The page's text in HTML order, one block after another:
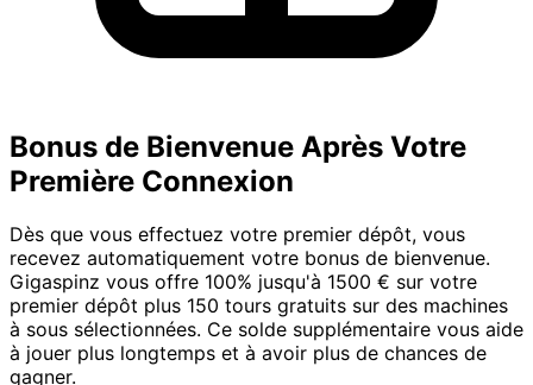
Bonus de Bienvenue Après Votre
Première Connexion
Dès que vous effectuez votre premier dépôt, vous
recevez automatiquement votre bonus de bienvenue.
Gigaspinz vous offre 100% jusqu'à 1500 € sur votre
premier dépôt plus 150 tours gratuits sur des machines
à sous sélectionnées. Ce solde supplémentaire vous aide
à jouer plus longtemps et à avoir plus de chances de
gagner.